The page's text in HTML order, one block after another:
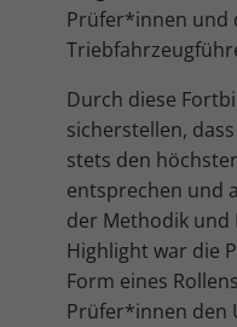
Prüfer*innen und
Durch diese
sicherstellen,
stets den
entsprechen und
der Methodik und
Highlight war die
Form eines
Prüfer*innen den
Cookie-
Marketing (4)
Marketing-Cookies werden
verwendet, um
sie Besucher über Websites
Cookie-
Externe Medien (5)
Inhalte von Videoplattformen
standardmäßig blockiert.
werden, bedarf der Zugriff auf